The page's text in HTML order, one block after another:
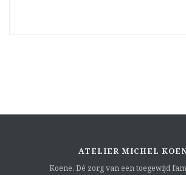
ATELIER MICHEL
Koene. Dé zorg van een toegewijd